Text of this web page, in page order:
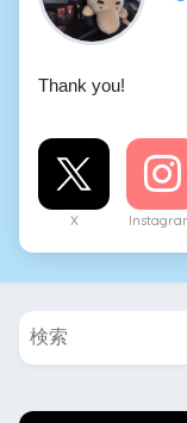
Thank you!
X